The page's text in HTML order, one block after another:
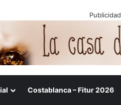
Publicidad
Costablanca – Fitur 2026